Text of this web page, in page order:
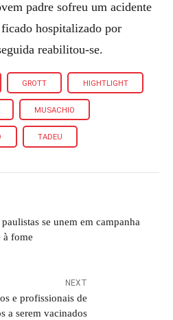
padre sofreu um acidente
hospitalizado por
reabilitou-se.
GROTT HIGHTLIGHT
MUSACHIO
TADEU
se unem em campanha
à fome
NEXT
e profissionais de
a serem vacinados